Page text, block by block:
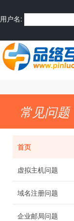
用户名:
常见问题
首页
虚拟主机问题
域名注册问题
企业邮局问题